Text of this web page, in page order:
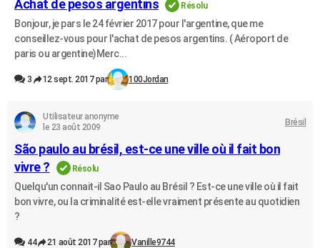
Achat de pesos argentins Résolu
Bonjour, je pars le 24 février 2017 pour l'argentine, que me
conseillez-vous pour l'achat de pesos argentins. ( Aéroport de
paris ou argentine)Merc...
3 12 sept. 2017 par 100Jordan
Utilisateur anonyme
le 23 août 2009
Brésil
São paulo au brésil, est-ce une ville où il fait bon
vivre ?
Résolu
Quelqu'un connait-il Sao Paulo au Brésil ? Est-ce une ville où il fait
bon vivre, ou la criminalité est-elle vraiment présente au quotidien
?
44 21 août 2017 par Vanille9744